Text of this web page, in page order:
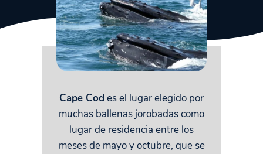
Cape Codes el lugar elegido por
muchas ballenas jorobadas como
lugar de residencia entre los
meses de mayo y octubre, que se